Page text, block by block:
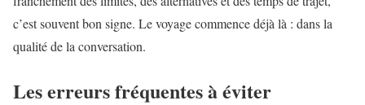
c’est souvent bon signe. Le voyage commence déjà là : dans la
qualité de la conversation.
Les erreurs fréquentes à éviter